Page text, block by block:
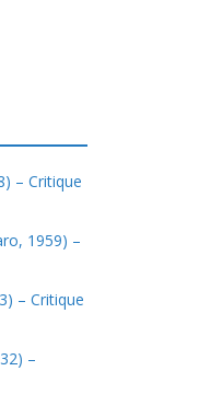
– Critique
1959) –
– Critique
–